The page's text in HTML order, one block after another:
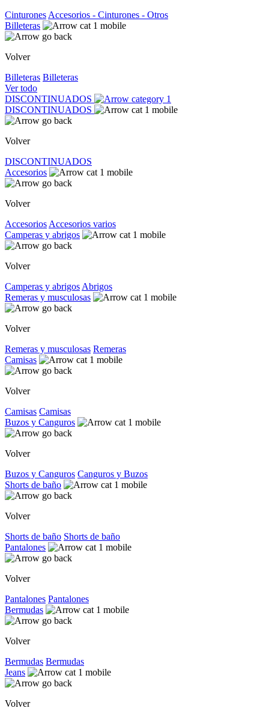
Cinturones Accesorios - Cinturones - Otros
Billeteras
Volver
Billeteras Billeteras
Ver todo
DISCONTINUADOS
DISCONTINUADOS
Volver
DISCONTINUADOS
Accesorios
Volver
Accesorios Accesorios varios
Camperas y abrigos
Volver
Camperas y abrigos Abrigos
Remeras y musculosas
Volver
Remeras y musculosas Remeras
Camisas
Volver
Camisas Camisas
Buzos y Canguros
Volver
Buzos y Canguros Canguros y Buzos
Shorts de baño
Volver
Shorts de baño Shorts de baño
Pantalones
Volver
Pantalones Pantalones
Bermudas
Volver
Bermudas Bermudas
Jeans
Volver